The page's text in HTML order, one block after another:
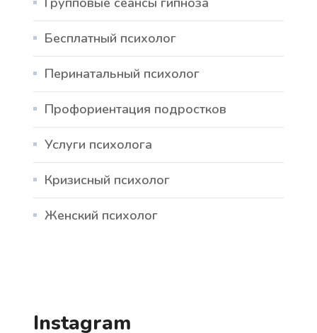
Бесплатный психолог
Перинатальный психолог
Профориентация подростков
Услуги психолога
Кризисный психолог
Женский психолог
Instagram